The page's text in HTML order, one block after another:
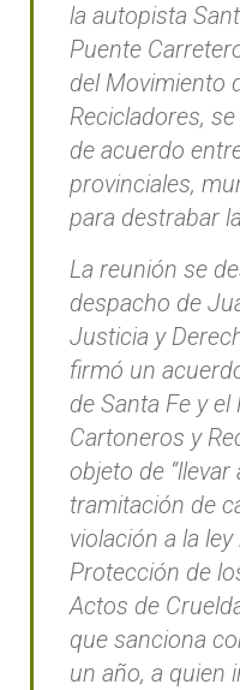
la autopista
Puente
del Movimiento
Recicladores,
de acuerdo
provinciales,
para destrabar
La reunión se
despacho de
Justicia y
firmó un
de Santa Fe y
Cartoneros y
objeto de
tramitación de
violación a la
Protección de
Actos de
que sanciona
un año, a quien